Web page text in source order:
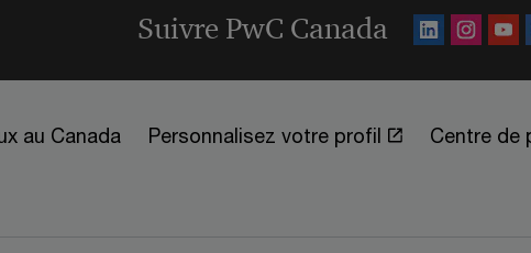
Suivre PwC Canada
au Canada Personnalisez votre profil Centre de